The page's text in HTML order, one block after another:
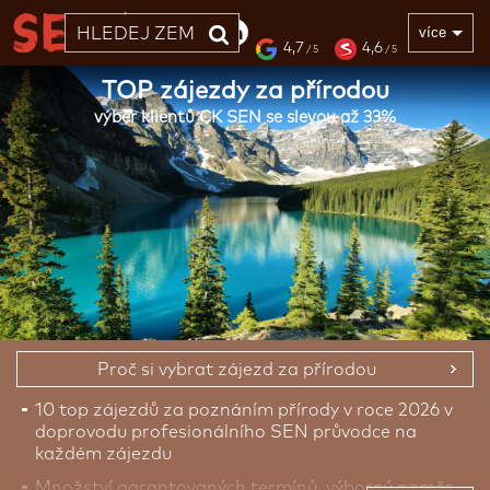
33 LET více
4,7 / 5 4,6 / 5
TOP zájezdy za přírodou
výběr klientů CK SEN se slevou až 33%
Proč si vybrat zájezd za přírodou
10 top zájezdů za poznáním přírody v roce 2026 v
doprovodu profesionálního SEN průvodce na
každém zájezdu